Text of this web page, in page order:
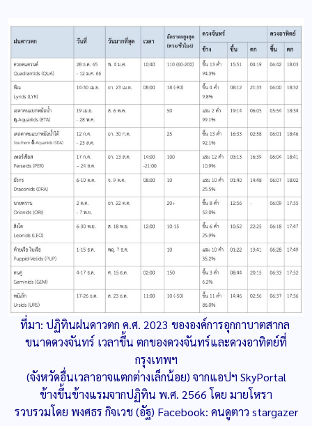
ที่มา: ปฏิทินฝนดาวตก ค.ศ. 2023 ขององค์การอุกกาบาตสากล
ขนาดดวงจันทร์ เวลาขึ้น ตกของดวงจันทร์และดวงอาทิตย์ที่
กรุงเทพฯ
(จังหวัดอื่นเวลาอาจแตกต่างเล็กน้อย) จากแอปฯ SkyPortal
ข้างขึ้นข้างแรมจากปฏิทิน พ.ศ. 2566 โดย มายโหรา
รวบรวมโดย พงศธร กิจเวช (อัฐ) Facebook: คนดูตาว stargazer